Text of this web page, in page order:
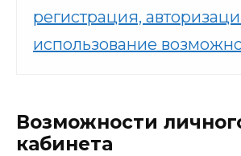
регистрация,
использование
Возможности
кабинета